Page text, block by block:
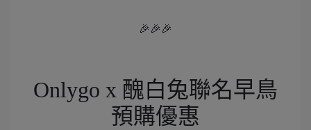
🎉🎉🎉
Onlygo x 醜白兔聯名早鳥
預購優惠